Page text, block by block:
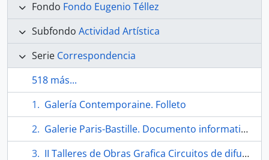
Fondo Fondo Eugenio Téllez
Subfondo Actividad Artística
Serie Correspondencia
518 más...
Galería Contemporaine. Folleto
Galerie Paris-Bastille. Documento informativo.
II Talleres de Obras Grafica Circuitos de difusión de arte. Folleto